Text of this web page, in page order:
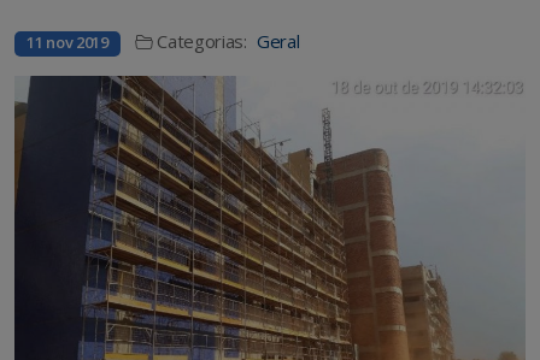
11 nov 2019 Categorias: Geral